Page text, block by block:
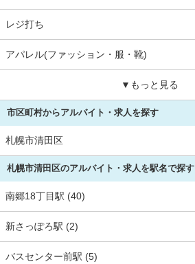
レジ打ち
アパレル(ファッション・服・靴)
▼もっと見る
市区町村からアルバイト・求人を探す
札幌市清田区
札幌市清田区のアルバイト・求人を駅名で探す
南郷18丁目駅 (40)
新さっぽろ駅 (2)
バスセンター前駅 (5)